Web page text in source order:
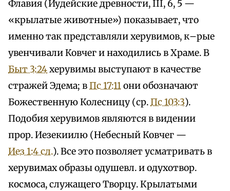
Флавия (Иудейские древности, III, 6, 5 —
«крылатые животные») показывает, что
именно так представляли херувимов, к–рые
увенчивали Ковчег и находились в Храме. В
Быт 3:24херувимы выступают в качестве
стражей Эдема; вПс 17:11они обозначают
Божественную Колесницу (ср.Пс 103:3).
Подобия херувимов являются в видении
прор. Иезекиилю (Небесный Ковчег —
Иез 1:4 сл.). Все это позволяет усматривать в
херувимах образы одушевл. и одухотвор.
космоса, служащего Творцу. Крылатыми